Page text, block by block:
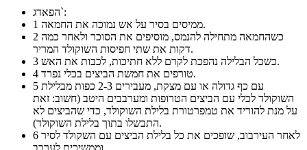
הפאדג`:
1
ממיסים בסיר על אש נמוכה את החמאה.
2
דקות את שתי חפיסות השוקולד המריר.
3
כשכל הבלילה נהפכת לקרם ללא חתיכות, לכבות את האש.
4
טורפים את חמשת הביצים בכלי נפרד.
5
השוקולד לכלי עם הביצים הטרופות ומערבבים היטב (חשוב: זאת
על מנת להוריד את טמפרטורת בלילת השוקולד, כדי שהביצים לא
התבשלו בתוך בלילת השוקולד).
6
וממשיכים לערבב.